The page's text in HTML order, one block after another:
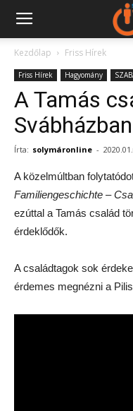
Kezdőlap Friss Hírek
Friss Hírek Hagyomány
A Tamás
Írta: solymáronline -
A közelmúltban
Familiengeschichte –
ezúttal a Tamás család
érdeklődők.
A családtagok sok
érdemes megnézni a